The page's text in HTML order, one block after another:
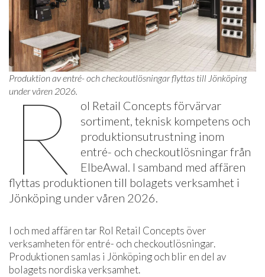
Produktion av entré- och checkoutlösningar flyttas till Jönköping
under våren 2026.
R
ol Retail Concepts förvärvar
sortiment, teknisk kompetens och
produktionsutrustning inom
entré- och checkoutlösningar från
ElbeAwal. I samband med affären
flyttas produktionen till bolagets verksamhet i
Jönköping under våren 2026.
I och med affären tar Rol Retail Concepts över
verksamheten för entré- och checkoutlösningar.
Produktionen samlas i Jönköping och blir en del av
bolagets nordiska verksamhet.